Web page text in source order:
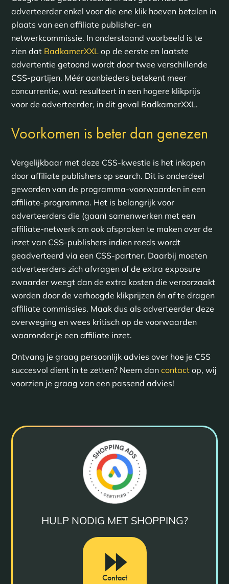
adverteerder enkel voor die ene klik hoeven betalen in
plaats van een affiliate publisher- en
netwerkcommissie. In onderstaand voorbeeld is te
zien dat BadkamerXXL op de eerste en laatste
advertentie getoond wordt door twee verschillende
CSS-partijen. Méér aanbieders betekent meer
concurrentie, wat resulteert in een hogere klikprijs
voor de adverteerder, in dit geval BadkamerXXL.
Voorkomen is beter dan genezen
Vergelijkbaar met deze CSS-kwestie is het inkopen
door affiliate publishers op search. Dit is onderdeel
geworden van de programma-voorwaarden in een
affiliate-programma. Het is belangrijk voor
adverteerders die (gaan) samenwerken met een
affiliate-netwerk om ook afspraken te maken over de
inzet van CSS-publishers indien reeds wordt
geadverteerd via een CSS-partner. Daarbij moeten
adverteerders zich afvragen of de extra exposure
zwaarder weegt dan de extra kosten die veroorzaakt
worden door de verhoogde klikprijzen én af te dragen
affiliate commissies. Maak dus als adverteerder deze
overweging en wees kritisch op de voorwaarden
waaronder je een affiliate inzet.
Ontvang je graag persoonlijk advies over hoe je CSS
succesvol dient in te zetten? Neem dan contactop, wij
voorzien je graag van een passend advies!
HULP NODIG MET SHOPPING?
Contact